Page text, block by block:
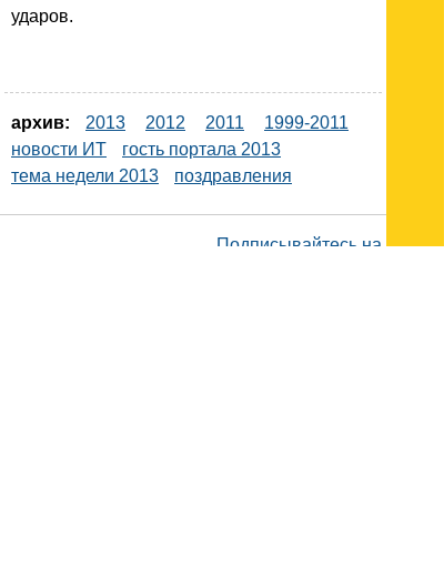
ударов.
архив: 2013 2012 2011
1999-2011
новости ИТ
гость портала 2013
тема недели 2013
поздравления
Подписывайтесь на наш